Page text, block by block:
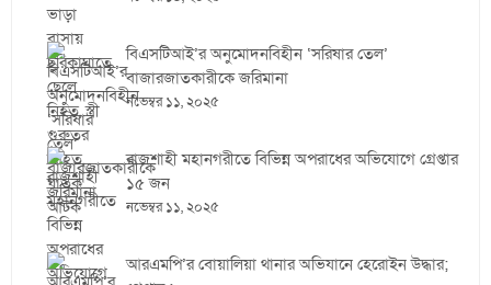
বিএসটিআই’র অনুমোদনবিহীন ‘সরিষার তেল’
বাজারজাতকারীকে জরিমানা
নভেম্বর ১১, ২০২৫
রাজশাহী মহানগরীতে বিভিন্ন অপরাধের অভিযোগে গ্রেপ্তার
১৫ জন
নভেম্বর ১১, ২০২৫
আরএমপি’র বোয়ালিয়া থানার অভিযানে হেরোইন উদ্ধার;